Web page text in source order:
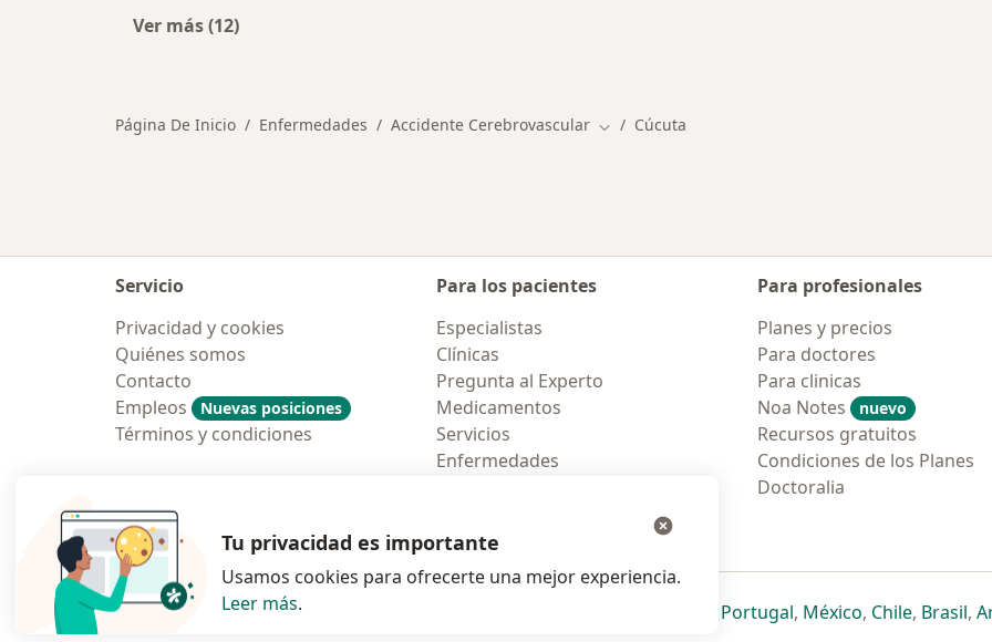
Ver más (12)
Página De Inicio Enfermedades Accidente Cerebrovascular Cambiar de ciudad
Cúcuta
Servicio
Privacidad y cookies
Quiénes somos
Contacto
Empleos
Nuevas posiciones
Términos y condiciones
Para los pacientes
Especialistas
Clínicas
Pregunta al Experto
Medicamentos
Servicios
Enfermedades
Para profesionales
Planes y precios
Para doctores
Para clinicas
Noa Notes
nuevo
Recursos gratuitos
Condiciones de los Planes
Doctoralia
Polska se abre en una nueva pestaña
se abre en una nueva pestaña
se abre en una nueva pestaña
se abre en una nueva pestaña
Portugalse abre en una nueva
, Méxicose abre en una
, Chilese abre
, Brasilse
,
Tu privacidad es importante
Usamos cookies para ofrecerte una mejor experiencia.
Leer más.